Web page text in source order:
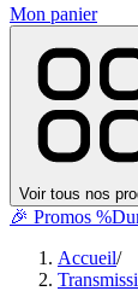
Mon panier
Voir tous nos
🎉 Promos %
Accueil/